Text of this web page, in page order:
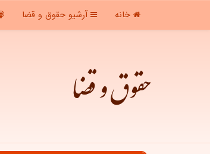
خانه آرشیو حقوق و قضا
حقوق و قضا